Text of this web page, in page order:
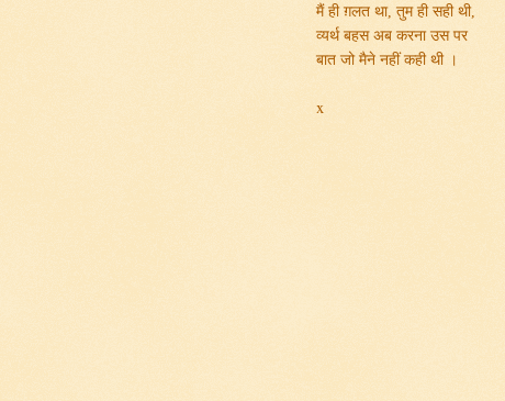
मैं ही ग़लत था, तुम ही सही थी,
व्यर्थ बहस अब करना उस पर
बात जो मैने नहीं कही थी ।
x